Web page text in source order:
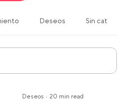
Deseos Sin
Deseos · 20 min read